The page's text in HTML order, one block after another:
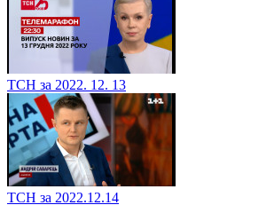
ТСН за 2022. 12. 13
ТСН за 2022.12.14